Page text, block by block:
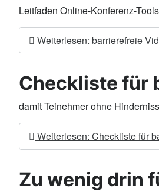
Leitfaden Online-Konferenz-
Weiterlesen: barrierefreie
Checkliste für
damit Teinehmer ohne
Weiterlesen: Checkliste für
Zu wenig drin